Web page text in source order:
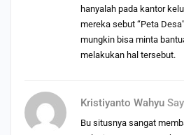
hanyalah pada kantor
mereka sebut “Peta
mungkin bisa minta
melakukan hal tersebut.
Kristiyanto Wahyu
Bu situsnya sangat